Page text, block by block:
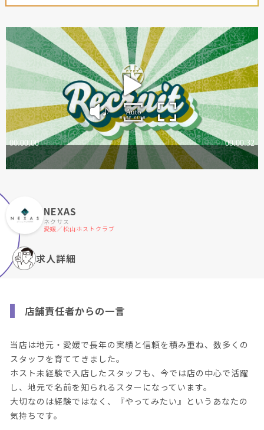
NEXAS
ネクサス
愛媛／松山ホストクラブ
求人詳細
店舗責任者からの一言
当店は地元・愛媛で長年の実績と信頼を積み重ね、数多くの
スタッフを育ててきました。
ホスト未経験で入店したスタッフも、今では店の中心で活躍
し、地元で名前を知られるスターになっています。
大切なのは経験ではなく、『やってみたい』というあなたの
気持ちです。